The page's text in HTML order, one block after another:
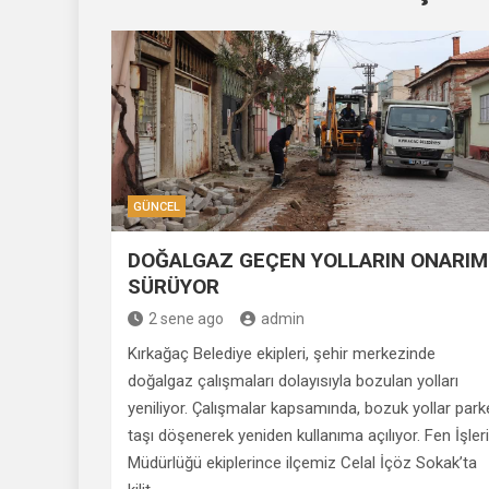
GÜNCEL
DOĞALGAZ GEÇEN YOLLARIN
SÜRÜYOR
2 sene ago admin
Kırkağaç Belediye ekipleri, şehir merkezinde
doğalgaz çalışmaları dolayısıyla bozulan yolları
yeniliyor. Çalışmalar kapsamında, bozuk yollar
taşı döşenerek yeniden kullanıma açılıyor. Fen İşleri
Müdürlüğü ekiplerince ilçemiz Celal İçöz Sokak’ta